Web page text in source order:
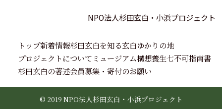
NPO法人杉田玄白・小浜プロジェクト
トップ新着情報杉田玄白を知る玄白ゆかりの地
プロジェクトについて ミュージアム構想養生七不可指南書
杉田玄白の著述会員募集・寄付のお願い
© 2019 NPO法人杉田玄白・小浜プロジェクト